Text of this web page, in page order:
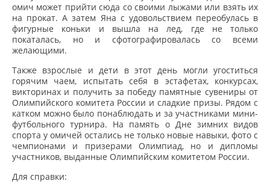
омич может прийти сюда со своими лыжами или взять их
на прокат. А затем Яна с удовольствием переобулась в
фигурные коньки и вышла на лед, где не только
покаталась, но и сфотографировалась со всеми
желающими.
Также взрослые и дети в этот день могли угоститься
горячим чаем, испытать себя в эстафетах, конкурсах,
викторинах и получить за победу памятные сувениры от
Олимпийского комитета России и сладкие призы. Рядом с
катком можно было понаблюдать и за участниками мини-
футбольного турнира. На память о Дне зимних видов
спорта у омичей остались не только новые навыки, фото с
чемпионами и призерами Олимпиад, но и дипломы
участников, выданные Олимпийским комитетом России.
Для справки: